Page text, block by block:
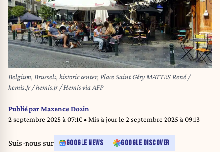
Belgium, Brussels, historic center, Place Saint Géry MATTES René /
hemis.fr / hemis.fr / Hemis via AFP
Publié parMaxence Dozin
2 septembre 2025 à 07:10• Mis à jour le 2 septembre 2025 à 09:13
Suis-nous sur GOOGLE NEWS GOOGLE DISCOVER